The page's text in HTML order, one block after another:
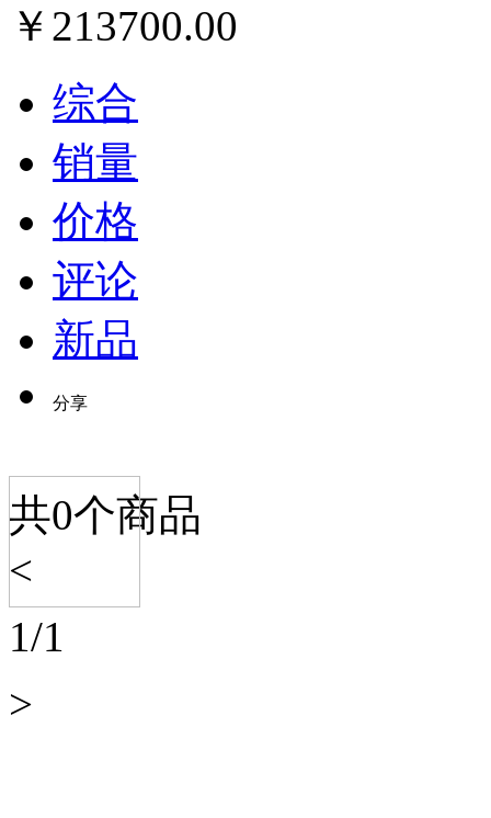
￥ 213700.00
综合
销量
价格
评论
新品
分享
共0个商品
<
1/1
>